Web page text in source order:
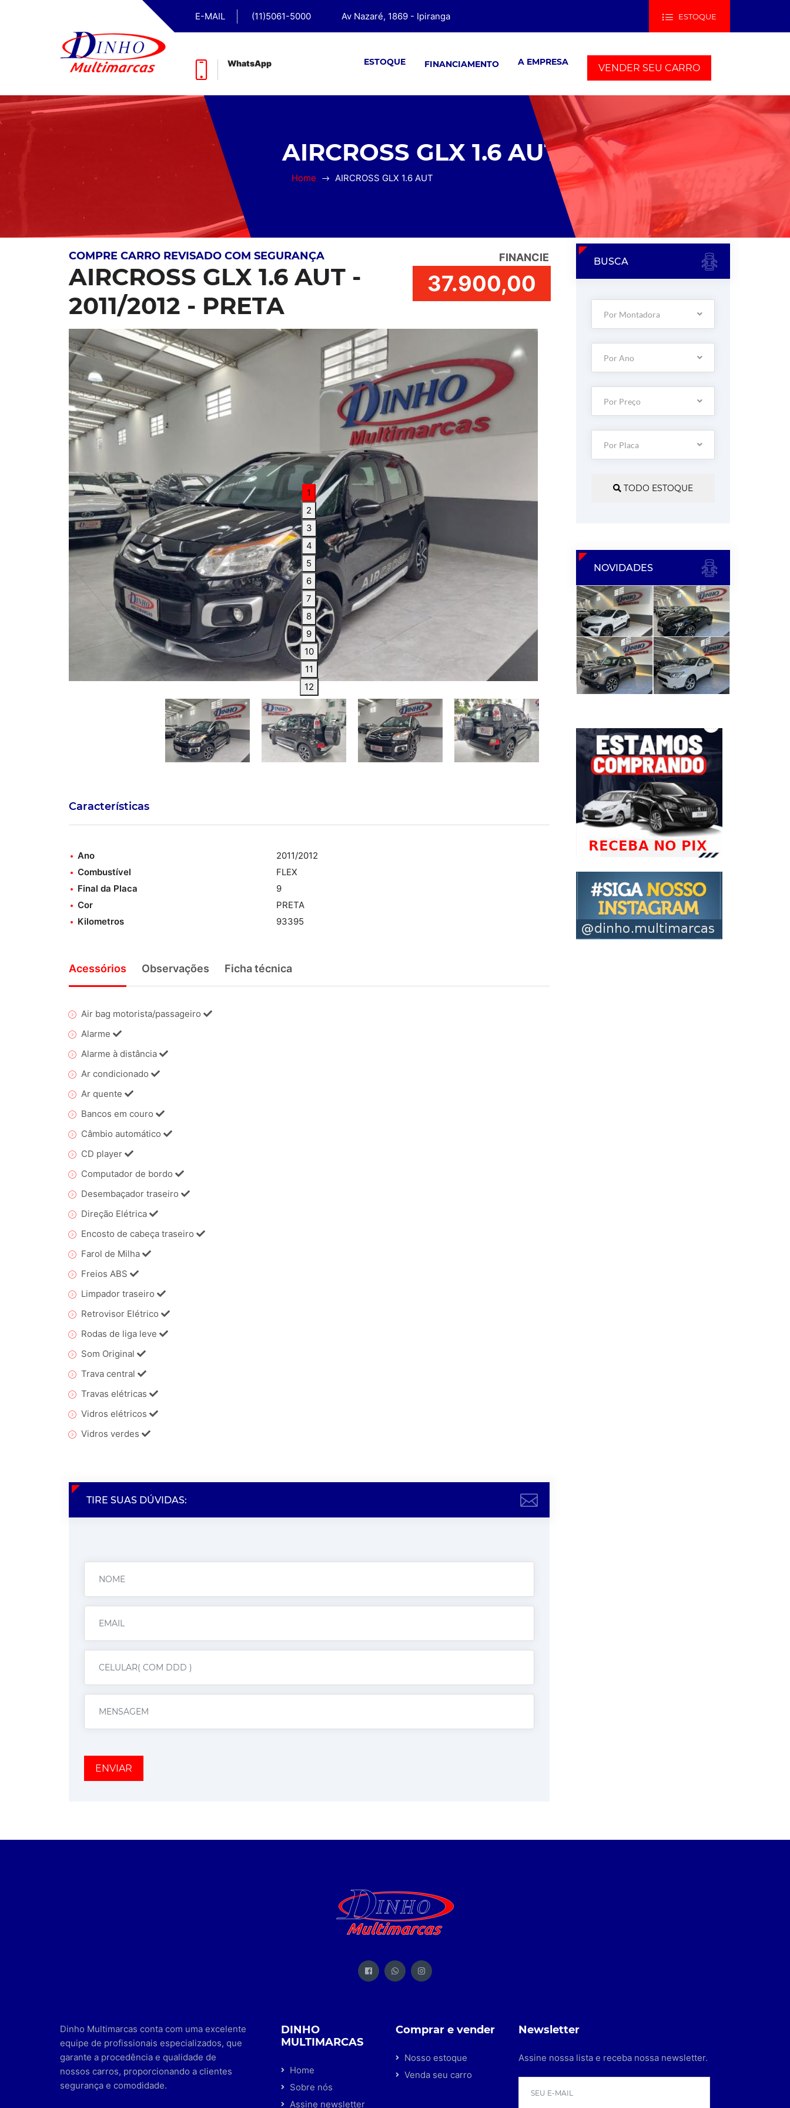
E-MAIL (11)5061-5000 Av Nazaré, 1869 - Ipiranga ESTOQUE
WhatsApp ESTOQUE FINANCIAMENTO A EMPRESA
VENDER SEU CARRO
AIRCROSS GLX 1.6 AUT
Home AIRCROSS GLX 1.6 AUT
COMPRE CARRO REVISADO COM SEGURANÇA
AIRCROSS GLX 1.6 AUT -
2011/2012 - PRETA
FINANCIE
37.900,00
1
2
3
4
5
6
7
8
9
10
11
12
Características
Ano
2011/2012
Combustível
FLEX
Final da Placa
9
Cor
PRETA
Kilometros
93395
Acessórios Observações Ficha técnica
Air bag motorista/passageiro
Alarme
Alarme à distância
Ar condicionado
Ar quente
Bancos em couro
Câmbio automático
CD player
Computador de bordo
Desembaçador traseiro
Direção Elétrica
Encosto de cabeça traseiro
Farol de Milha
Freios ABS
Limpador traseiro
Retrovisor Elétrico
Rodas de liga leve
Som Original
Trava central
Travas elétricas
Vidros elétricos
Vidros verdes
TIRE SUAS DÚVIDAS:
ENVIAR
BUSCA
Por Montadora
Por Ano
Por Preço
Por Placa
TODO ESTOQUE
NOVIDADES
Dinho Multimarcas conta com uma excelente
equipe de profissionais especializados, que
garante a procedência e qualidade de
nossos carros, proporcionando a clientes
segurança e comodidade.
DINHO
MULTIMARCAS
Home
Sobre nós
Assine newsletter
Comprar e vender
Nosso estoque
Venda seu carro
Newsletter
Assine nossa lista e receba nossa newsletter.